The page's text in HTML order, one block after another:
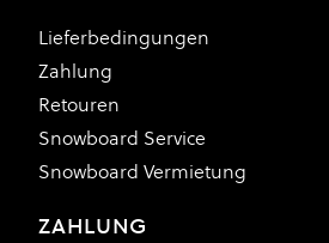
Lieferbedingungen
Zahlung
Retouren
Snowboard Service
Snowboard Vermietung
ZAHLUNG